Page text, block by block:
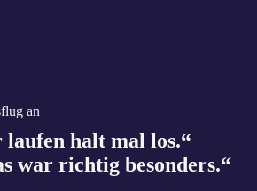
an
halt mal los.“
war richtig besonders.“